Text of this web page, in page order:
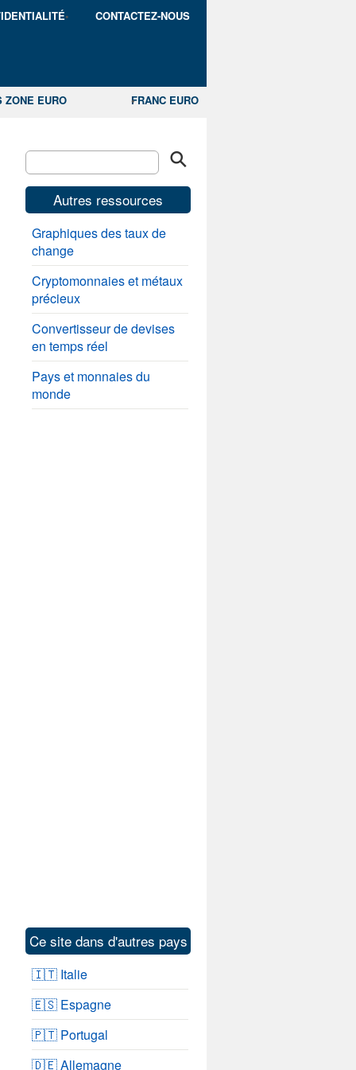
CONTACTEZ-NOUS
ZONE EURO FRANC EURO
Autres ressources
Graphiques des taux de
change
Cryptomonnaies et métaux
précieux
Convertisseur de devises
en temps réel
Pays et monnaies du
monde
Ce site dans d'autres pays
🇮🇹 Italie
🇪🇸 Espagne
🇵🇹 Portugal
🇩🇪 Allemagne